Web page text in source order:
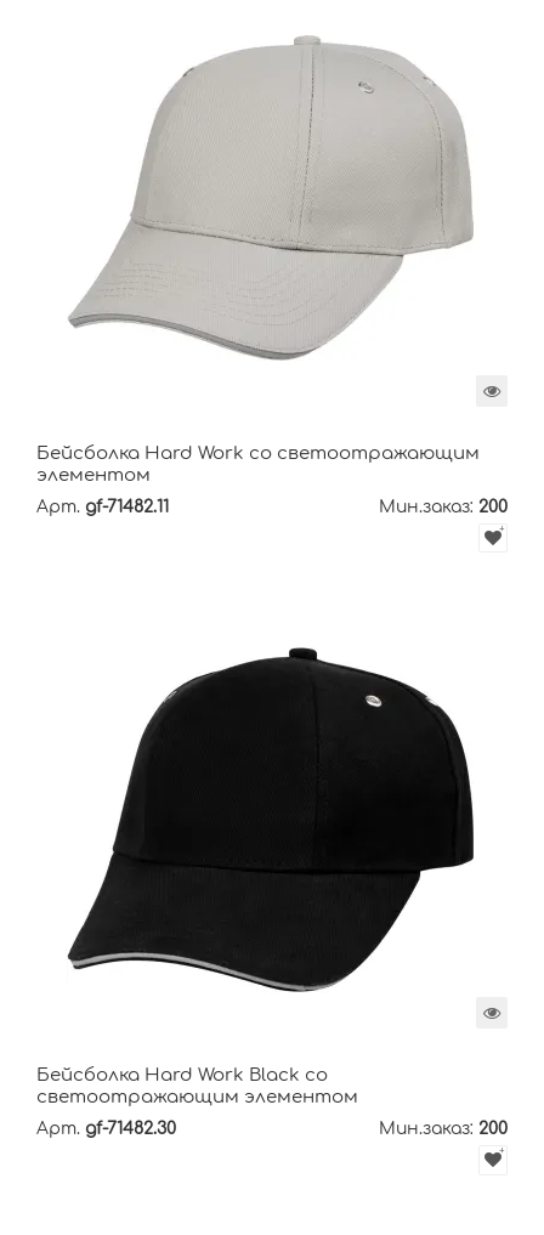
Бейсболка Hard Work со светоотражающим
элементом
Арт. gf-71482.11 Мин.заказ: 200
Бейсболка Hard Work Black со
светоотражающим элементом
Арт. gf-71482.30 Мин.заказ: 200